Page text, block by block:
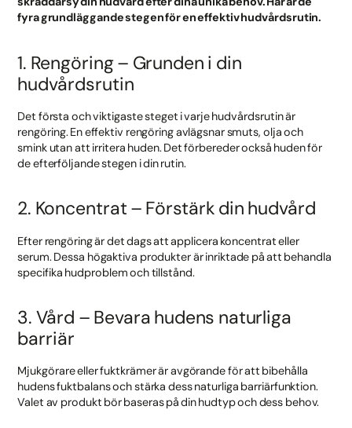
fyra grundläggande stegen för en effektiv hudvårdsrutin.
1. Rengöring – Grunden i din
hudvårdsrutin
Det första och viktigaste steget i varje hudvårdsrutin är
rengöring. En effektiv rengöring avlägsnar smuts, olja och
smink utan att irritera huden. Det förbereder också huden för
de efterföljande stegen i din rutin.
2. Koncentrat – Förstärk din hudvård
Efter rengöring är det dags att applicera koncentrat eller
serum. Dessa högaktiva produkter är inriktade på att behandla
specifika hudproblem och tillstånd.
3. Vård – Bevara hudens naturliga
barriär
Mjukgörare eller fuktkrämer är avgörande för att bibehålla
hudens fuktbalans och stärka dess naturliga barriärfunktion.
Valet av produkt bör baseras på din hudtyp och dess behov.